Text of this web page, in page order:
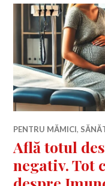
PENTRU MĂMICI,
Află totul
negativ. Tot